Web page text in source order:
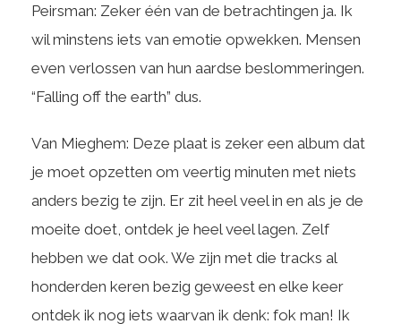
Peirsman: Zeker één van de betrachtingen ja. Ik
wil minstens iets van emotie opwekken. Mensen
even verlossen van hun aardse beslommeringen.
“Falling off the earth” dus.
Van Mieghem: Deze plaat is zeker een album dat
je moet opzetten om veertig minuten met niets
anders bezig te zijn. Er zit heel veel in en als je de
moeite doet, ontdek je heel veel lagen. Zelf
hebben we dat ook. We zijn met die tracks al
honderden keren bezig geweest en elke keer
ontdek ik nog iets waarvan ik denk: fok man! Ik